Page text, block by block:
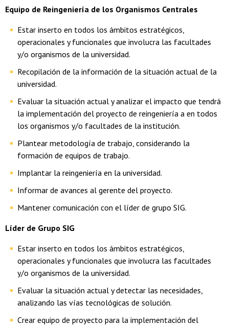
Equipo de Reingeniería de los Organismos Centrales
Estar inserto en todos los ámbitos estratégicos,
operacionales y funcionales que involucra las facultades
y/o organismos de la universidad.
Recopilación de la información de la situación actual de la
universidad.
Evaluar la situación actual y analizar el impacto que tendrá
la implementación del proyecto de reingeniería a en todos
los organismos y/o facultades de la institución.
Plantear metodología de trabajo, considerando la
formación de equipos de trabajo.
Implantar la reingeniería en la universidad.
Informar de avances al gerente del proyecto.
Mantener comunicación con el líder de grupo SIG.
Líder de Grupo SIG
Estar inserto en todos los ámbitos estratégicos,
operacionales y funcionales que involucra las facultades
y/o organismos de la universidad.
Evaluar la situación actual y detectar las necesidades,
analizando las vías tecnológicas de solución.
Crear equipo de proyecto para la implementación del